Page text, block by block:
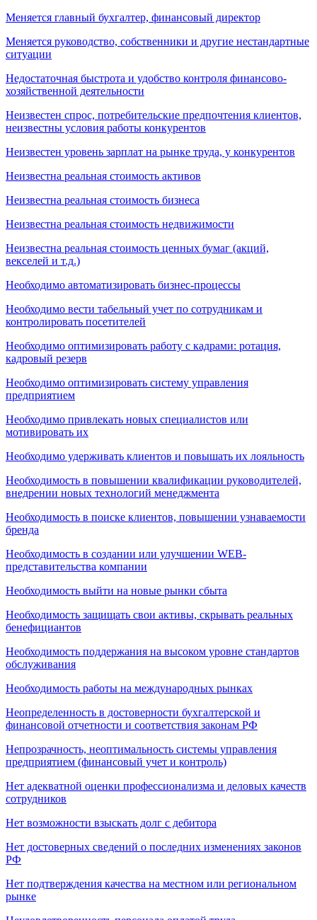
Меняется главный бухгалтер, финансовый директор
Меняется руководство, собственники и другие нестандартные
ситуации
Недостаточная быстрота и удобство контроля финансово-
хозяйственной деятельности
Неизвестен спрос, потребительские предпочтения клиентов,
неизвестны условия работы конкурентов
Неизвестен уровень зарплат на рынке труда, у конкурентов
Неизвестна реальная стоимость активов
Неизвестна реальная стоимость бизнеса
Неизвестна реальная стоимость недвижимости
Неизвестна реальная стоимость ценных бумаг (акций,
векселей и т.д.)
Необходимо автоматизировать бизнес-процессы
Необходимо вести табельный учет по сотрудникам и
контролировать посетителей
Необходимо оптимизировать работу с кадрами: ротация,
кадровый резерв
Необходимо оптимизировать систему управления
предприятием
Необходимо привлекать новых специалистов или
мотивировать их
Необходимо удерживать клиентов и повышать их лояльность
Необходимость в повышении квалификации руководителей,
внедрении новых технологий менеджмента
Необходимость в поиске клиентов, повышении узнаваемости
бренда
Необходимость в создании или улучшении WEB-
представительства компании
Необходимость выйти на новые рынки сбыта
Необходимость защищать свои активы, скрывать реальных
бенефициантов
Необходимость поддержания на высоком уровне стандартов
обслуживания
Необходимость работы на международных рынках
Неопределенность в достоверности бухгалтерской и
финансовой отчетности и соответствия законам РФ
Непрозрачность, неоптимальность системы управления
предприятием (финансовый учет и контроль)
Нет адекватной оценки профессионализма и деловых качеств
сотрудников
Нет возможности взыскать долг с дебитора
Нет достоверных сведений о последних изменениях законов
РФ
Нет подтверждения качества на местном или региональном
рынке